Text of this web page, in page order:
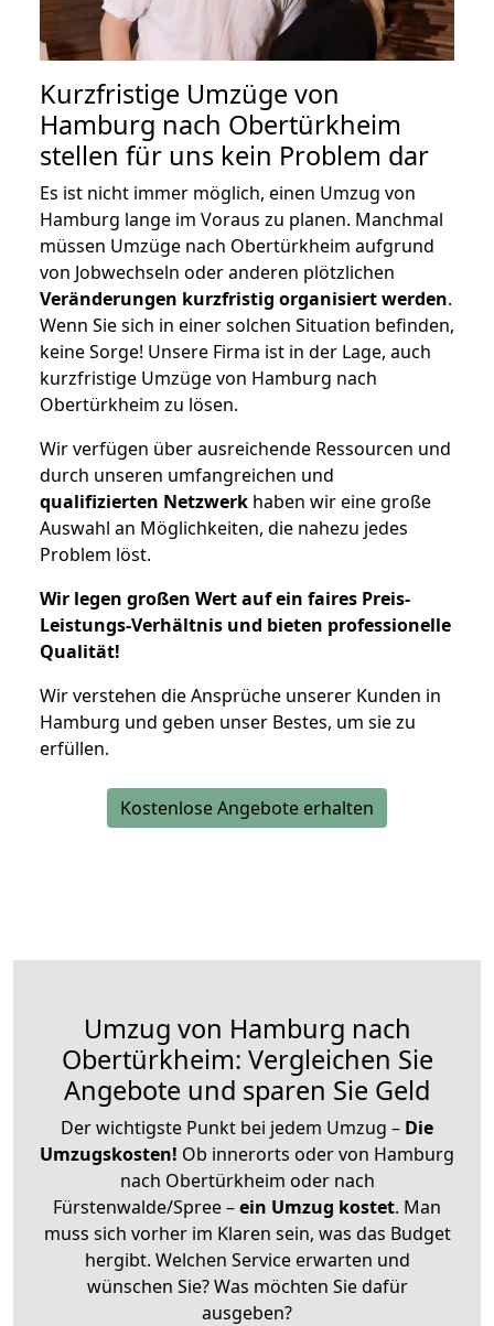
Kurzfristige Umzüge von
Hamburg nach Obertürkheim
stellen für uns kein Problem dar
Es ist nicht immer möglich, einen Umzug von
Hamburg lange im Voraus zu planen. Manchmal
müssen Umzüge nach Obertürkheim aufgrund
von Jobwechseln oder anderen plötzlichen
Veränderungen kurzfristig organisiert werden.
Wenn Sie sich in einer solchen Situation befinden,
keine Sorge! Unsere Firma ist in der Lage, auch
kurzfristige Umzüge von Hamburg nach
Obertürkheim zu lösen.
Wir verfügen über ausreichende Ressourcen und
durch unseren umfangreichen und
qualifizierten Netzwerk haben wir eine große
Auswahl an Möglichkeiten, die nahezu jedes
Problem löst.
Wir legen großen Wert auf ein faires Preis-
Leistungs-Verhältnis und bieten professionelle
Qualität!
Wir verstehen die Ansprüche unserer Kunden in
Hamburg und geben unser Bestes, um sie zu
erfüllen.
Kostenlose Angebote erhalten
Umzug von Hamburg nach
Obertürkheim: Vergleichen Sie
Angebote und sparen Sie Geld
Der wichtigste Punkt bei jedem Umzug – Die
Umzugskosten! Ob innerorts oder von Hamburg
nach Obertürkheim oder nach
Fürstenwalde/Spree –ein Umzug kostet. Man
muss sich vorher im Klaren sein, was das Budget
hergibt. Welchen Service erwarten und
wünschen Sie? Was möchten Sie dafür
ausgeben?